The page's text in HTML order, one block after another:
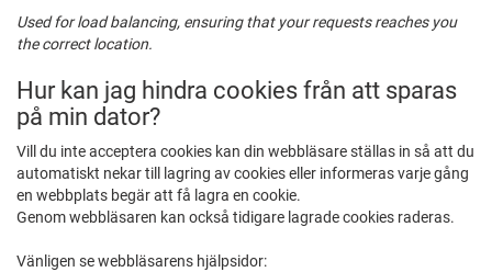
Used for load balancing, ensuring that your requests reaches you
the correct location.
Hur kan jag hindra cookies från att sparas
på min dator?
Vill du inte acceptera cookies kan din webbläsare ställas in så att du
automatiskt nekar till lagring av cookies eller informeras varje gång
en webbplats begär att få lagra en cookie.
Genom webbläsaren kan också tidigare lagrade cookies raderas.
Vänligen se webbläsarens hjälpsidor: